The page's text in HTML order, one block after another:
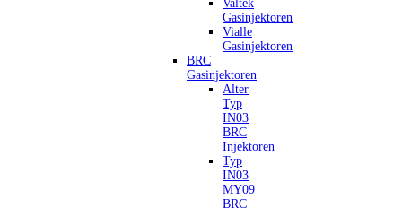
Valtek
Gasinjektoren
Vialle
Gasinjektoren
BRC
Gasinjektoren
Alter
Typ
IN03
BRC
Injektoren
Typ
IN03
MY09
BRC